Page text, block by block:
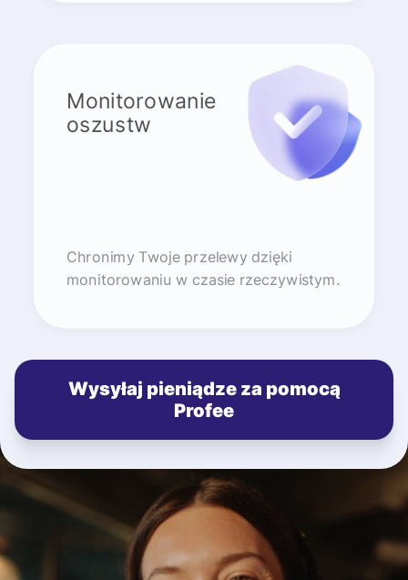
Monitorowanie
oszustw
Chronimy Twoje przelewy dzięki
monitorowaniu w czasie rzeczywistym.
Wysyłaj pieniądze za pomocą
Profee